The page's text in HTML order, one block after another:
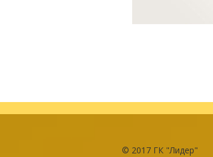
© 2017 ГК "Лидер"